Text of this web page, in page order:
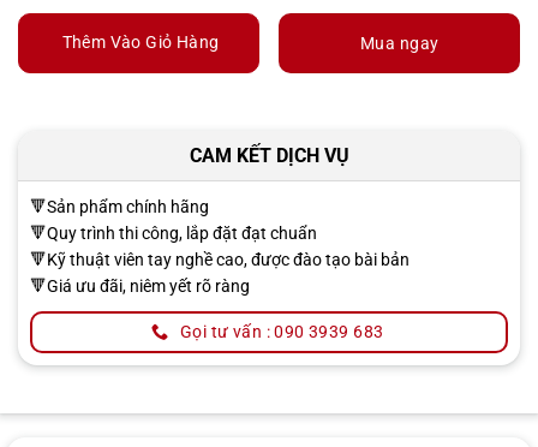
Thêm Vào Giỏ Hàng Mua ngay
CAM KẾT DỊCH VỤ
🔻Sản phẩm chính hãng
🔻Quy trình thi công, lắp đặt đạt chuẩn
🔻Kỹ thuật viên tay nghề cao, được đào tạo bài bản
🔻Giá ưu đãi, niêm yết rõ ràng
Gọi tư vấn : 090 3939 683